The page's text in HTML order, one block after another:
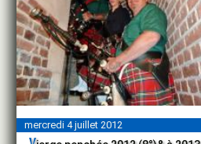
mercredi 4 juillet 2012